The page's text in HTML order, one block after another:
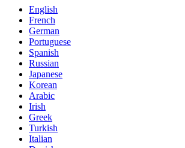
English
French
German
Portuguese
Spanish
Russian
Japanese
Korean
Arabic
Irish
Greek
Turkish
Italian